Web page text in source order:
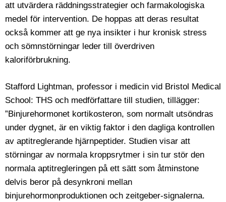
att utvärdera räddningsstrategier och farmakologiska
medel för intervention. De hoppas att deras resultat
också kommer att ge nya insikter i hur kronisk stress
och sömnstörningar leder till överdriven
kaloriförbrukning.
Stafford Lightman, professor i medicin vid Bristol Medical
School: THS och medförfattare till studien, tillägger:
”Binjurehormonet kortikosteron, som normalt utsöndras
under dygnet, är en viktig faktor i den dagliga kontrollen
av aptitreglerande hjärnpeptider. Studien visar att
störningar av normala kroppsrytmer i sin tur stör den
normala aptitregleringen på ett sätt som åtminstone
delvis beror på desynkroni mellan
binjurehormonproduktionen och zeitgeber-signalerna.